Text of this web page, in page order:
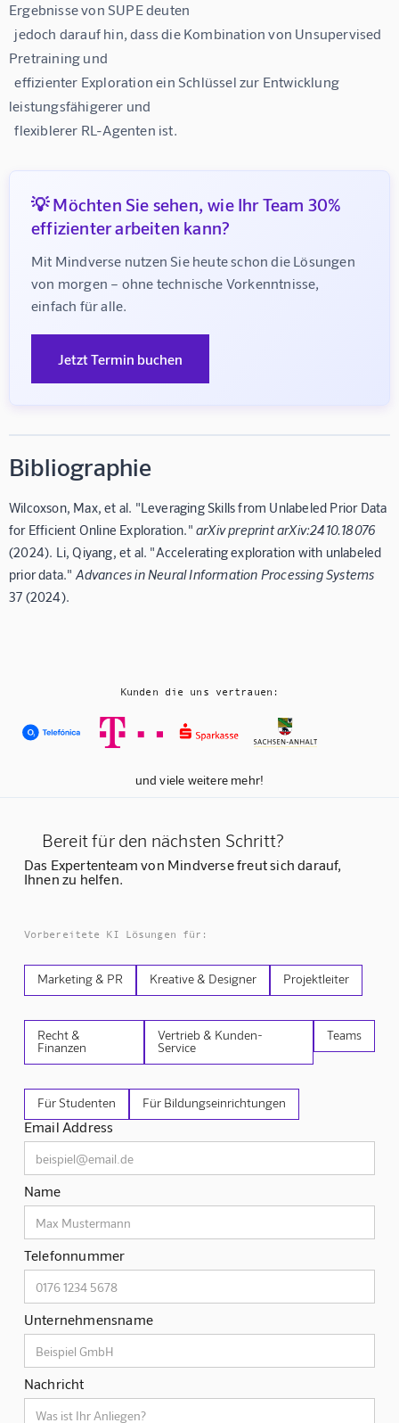
Ergebnisse von SUPE deuten
Pretraining und
  effizienter Exploration ein Schlüssel zur Entwicklung
leistungsfähigerer und
💡 Möchten Sie sehen, wie Ihr Team 30%
effizienter arbeiten kann?
Mit Mindverse nutzen Sie heute schon die Lösungen
von morgen – ohne technische Vorkenntnisse,
einfach für alle.
Jetzt Termin buchen
Bibliographie
Wilcoxson, Max, et al. "Leveraging Skills from Unlabeled Prior Data
for Efficient Online Exploration." arXiv preprint arXiv:2410.18076
(2024). Li, Qiyang, et al. "Accelerating exploration with unlabeled
prior data." Advances in Neural Information Processing Systems
37 (2024).
Kunden die uns vertrauen:
und viele weitere mehr!
Bereit für den nächsten Schritt?
Das Expertenteam von Mindverse freut sich darauf,
Ihnen zu helfen.
Vorbereitete KI Lösungen für:
Marketing & PR Kreative & Designer Projektleiter
Recht &
Finanzen
Vertrieb & Kunden-
Service
Teams
Für Studenten Für Bildungseinrichtungen
Email Address
Name
Telefonnummer
Unternehmensname
Nachricht